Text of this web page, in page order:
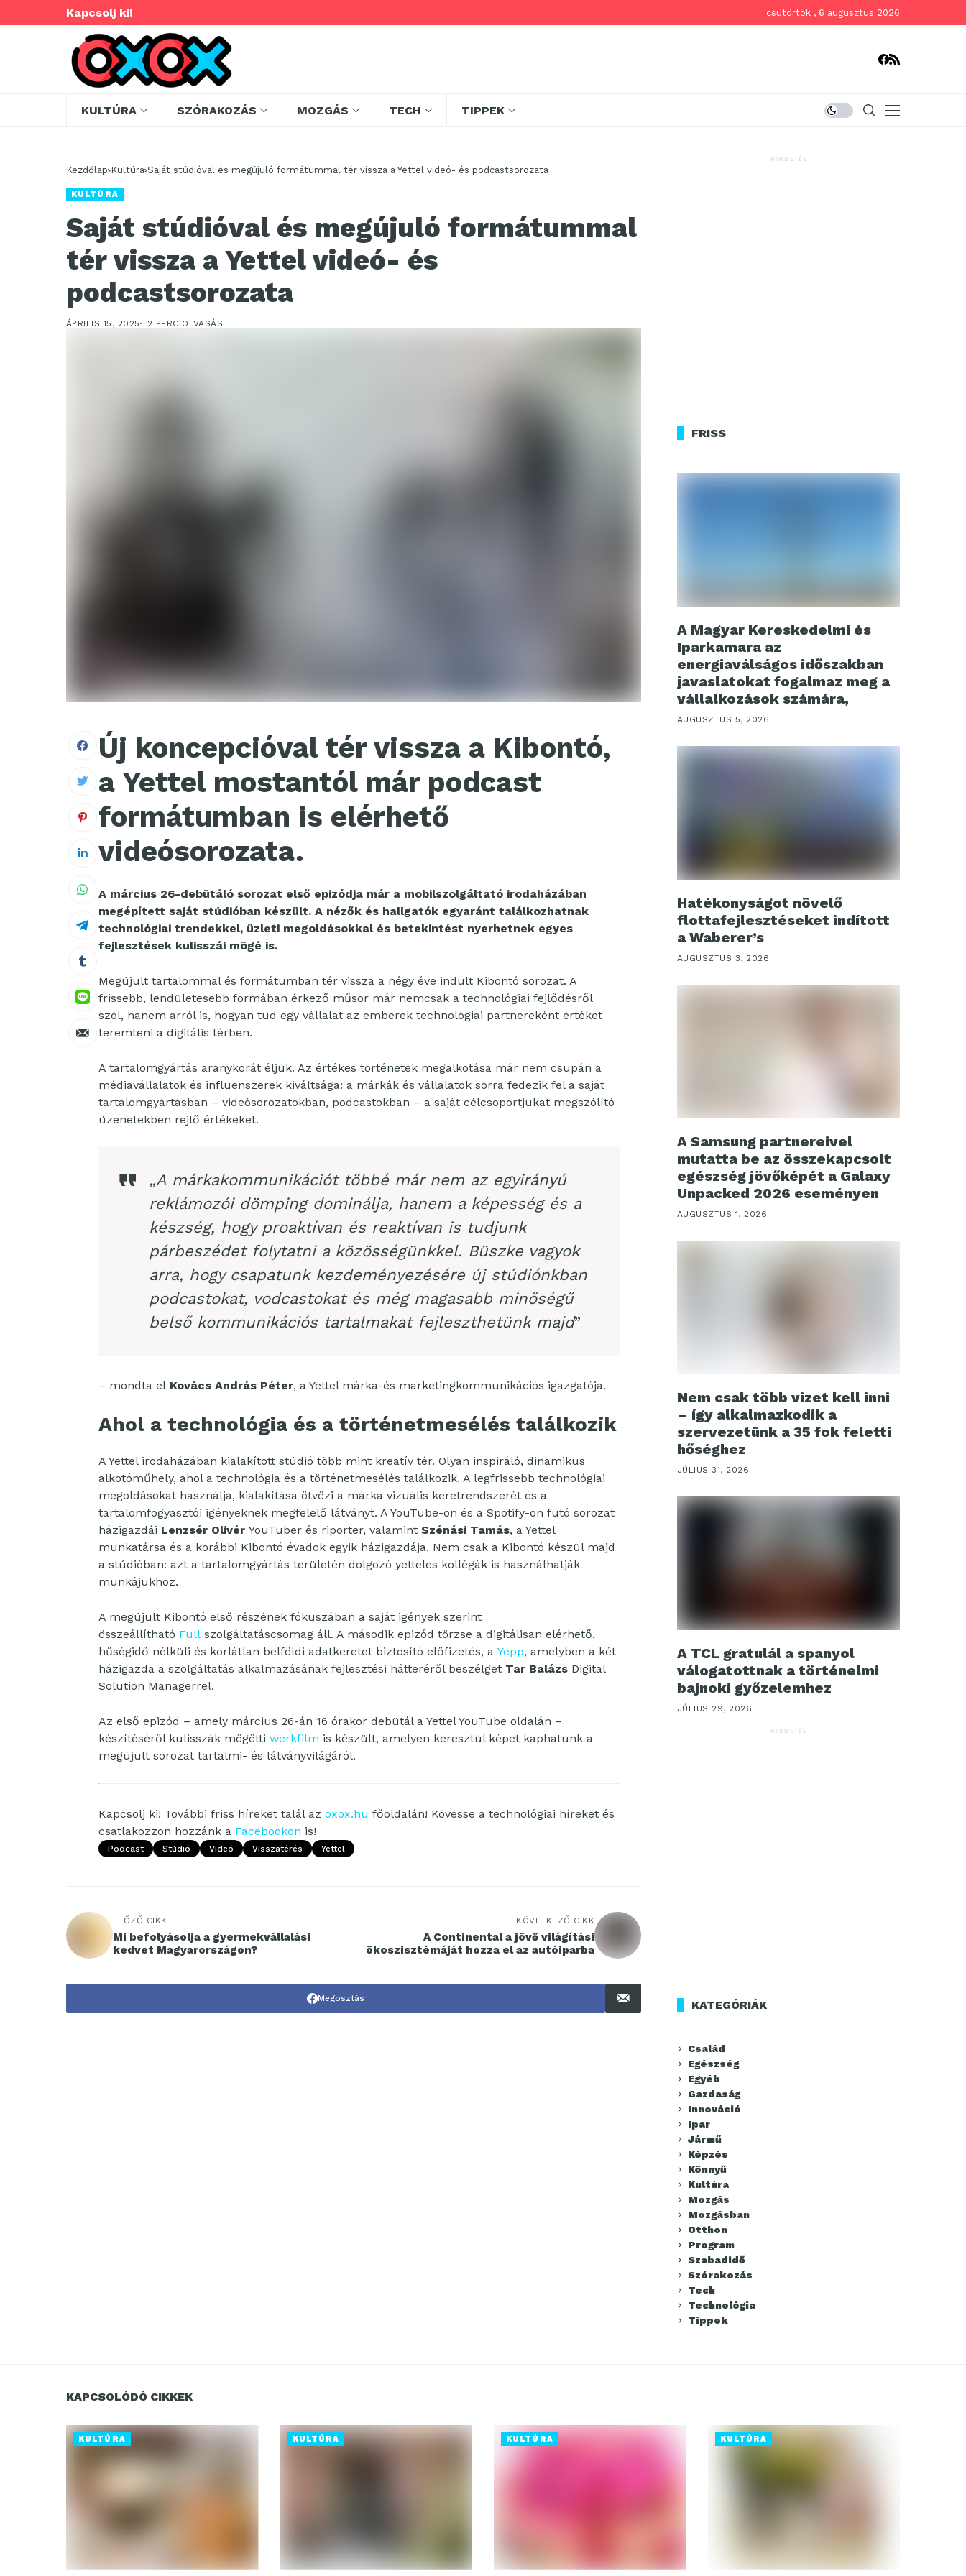
Kapcsolj ki! csütörtök , 6 augusztus 2026
KULTÚRA SZÓRAKOZÁS MOZGÁS TECH TIPPEK
Kezdőlap Kultúra Saját stúdióval és megújuló formátummal tér vissza a Yettel videó- és podcastsorozata
KULTÚRA
Saját stúdióval és megújuló formátummal
tér vissza a Yettel videó- és
podcastsorozata
ÁPRILIS 15, 2025 2 PERC OLVASÁS
Új koncepcióval tér vissza a Kibontó,
a Yettel mostantól már podcast
formátumban is elérhető
videósorozata.
A március 26-debütáló sorozat első epizódja már a mobilszolgáltató irodaházában
megépített saját stúdióban készült. A nézők és hallgatók egyaránt találkozhatnak
technológiai trendekkel, üzleti megoldásokkal és betekintést nyerhetnek egyes
fejlesztések kulisszái mögé is.
Megújult tartalommal és formátumban tér vissza a négy éve indult Kibontó sorozat. A
frissebb, lendületesebb formában érkező műsor már nemcsak a technológiai fejlődésről
szól, hanem arról is, hogyan tud egy vállalat az emberek technológiai partnereként értéket
teremteni a digitális térben.
A tartalomgyártás aranykorát éljük. Az értékes történetek megalkotása már nem csupán a
médiavállalatok és influenszerek kiváltsága: a márkák és vállalatok sorra fedezik fel a saját
tartalomgyártásban – videósorozatokban, podcastokban – a saját célcsoportjukat megszólító
üzenetekben rejlő értékeket.
„A márkakommunikációt többé már nem az egyirányú
reklámozói dömping dominálja, hanem a képesség és a
készség, hogy proaktívan és reaktívan is tudjunk
párbeszédet folytatni a közösségünkkel. Büszke vagyok
arra, hogy csapatunk kezdeményezésére új stúdiónkban
podcastokat, vodcastokat és még magasabb minőségű
belső kommunikációs tartalmakat fejleszthetünk majd”
– mondta el Kovács András Péter, a Yettel márka-és marketingkommunikációs igazgatója.
Ahol a technológia és a történetmesélés találkozik
A Yettel irodaházában kialakított stúdió több mint kreatív tér. Olyan inspiráló, dinamikus
alkotóműhely, ahol a technológia és a történetmesélés találkozik. A legfrissebb technológiai
megoldásokat használja, kialakítása ötvözi a márka vizuális keretrendszerét és a
tartalomfogyasztói igényeknek megfelelő látványt. A YouTube-on és a Spotify-on futó sorozat
házigazdái Lenzsér Olivér YouTuber és riporter, valamint Szénási Tamás, a Yettel
munkatársa és a korábbi Kibontó évadok egyik házigazdája. Nem csak a Kibontó készül majd
a stúdióban: azt a tartalomgyártás területén dolgozó yetteles kollégák is használhatják
munkájukhoz.
A megújult Kibontó első részének fókuszában a saját igények szerint
összeállítható Full szolgáltatáscsomag áll. A második epizód törzse a digitálisan elérhető,
hűségidő nélküli és korlátlan belföldi adatkeretet biztosító előfizetés, a Yepp, amelyben a két
házigazda a szolgáltatás alkalmazásának fejlesztési hátteréről beszélget Tar Balázs Digital
Solution Managerrel.
Az első epizód – amely március 26-án 16 órakor debütál a Yettel YouTube oldalán –
készítéséről kulisszák mögötti werkfilm is készült, amelyen keresztül képet kaphatunk a
megújult sorozat tartalmi- és látványvilágáról.
Kapcsolj ki! További friss híreket talál az oxox.hu főoldalán! Kövesse a technológiai híreket és
csatlakozzon hozzánk a Facebookon is!
Podcast Stúdió Videó Visszatérés Yettel
ELŐZŐ CIKK
Mi befolyásolja a gyermekvállalási
kedvet Magyarországon?
KÖVETKEZŐ CIKK
A Continental a jövő világítási
ökoszisztémáját hozza el az autóiparba
Megosztás
HIRDETÉS
FRISS
A Magyar Kereskedelmi és
Iparkamara az
energiaválságos időszakban
javaslatokat fogalmaz meg a
vállalkozások számára,
AUGUSZTUS 5, 2026
Hatékonyságot növelő
flottafejlesztéseket indított
a Waberer’s
AUGUSZTUS 3, 2026
A Samsung partnereivel
mutatta be az összekapcsolt
egészség jövőképét a Galaxy
Unpacked 2026 eseményen
AUGUSZTUS 1, 2026
Nem csak több vizet kell inni
– így alkalmazkodik a
szervezetünk a 35 fok feletti
hőséghez
JÚLIUS 31, 2026
A TCL gratulál a spanyol
válogatottnak a történelmi
bajnoki győzelemhez
JÚLIUS 29, 2026
HIRDETÉS
KATEGÓRIÁK
Család
Egészség
Egyéb
Gazdaság
Innováció
Ipar
Jármű
Képzés
Könnyű
Kultúra
Mozgás
Mozgásban
Otthon
Program
Szabadidő
Szórakozás
Tech
Technológia
Tippek
KAPCSOLÓDÓ CIKKEK
KULTÚRA KULTÚRA KULTÚRA KULTÚRA